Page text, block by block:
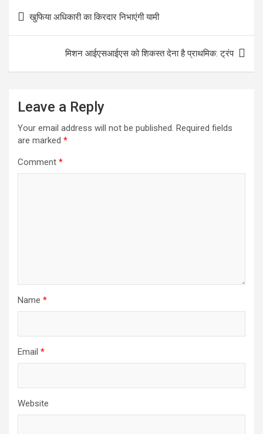
o
o
A
p
p
navigation
खुफिया अधिकारी का किरदार निभाएंगी यामी
मिशन आईएसआईएस को शिकस्त देना है प्राथमिक: ट्रंप
Leave a Reply
Your email address will not be published. Required fields
are marked *
Comment *
Name *
Email *
Website